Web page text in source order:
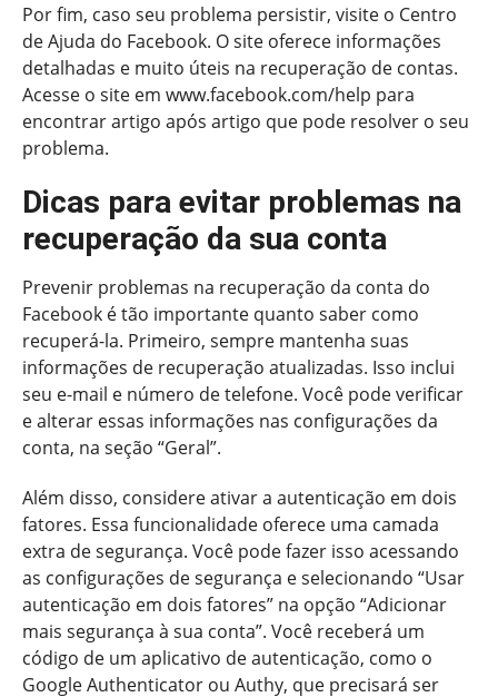
Por fim, caso seu problema persistir, visite o Centro
de Ajuda do Facebook. O site oferece informações
detalhadas e muito úteis na recuperação de contas.
Acesse o site em www.facebook.com/help para
encontrar artigo após artigo que pode resolver o seu
problema.
Dicas para evitar problemas na
recuperação da sua conta
Prevenir problemas na recuperação da conta do
Facebook é tão importante quanto saber como
recuperá-la. Primeiro, sempre mantenha suas
informações de recuperação atualizadas. Isso inclui
seu e-mail e número de telefone. Você pode verificar
e alterar essas informações nas configurações da
conta, na seção “Geral”.
Além disso, considere ativar a autenticação em dois
fatores. Essa funcionalidade oferece uma camada
extra de segurança. Você pode fazer isso acessando
as configurações de segurança e selecionando “Usar
autenticação em dois fatores” na opção “Adicionar
mais segurança à sua conta”. Você receberá um
código de um aplicativo de autenticação, como o
Google Authenticator ou Authy, que precisará ser